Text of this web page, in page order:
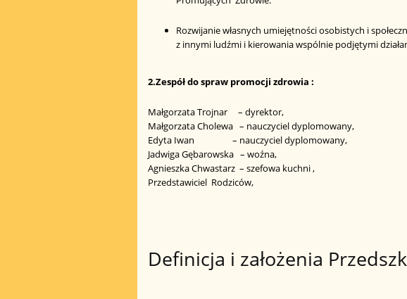
Rozwijanie własnych umiejętności osobistych i
z innymi ludźmi i kierowania wspólnie podjętymi
2.Zespół do spraw promocji zdrowia :
Małgorzata Trojnar – dyrektor,
Małgorzata Cholewa – nauczyciel dyplomowany,
Edyta Iwan – nauczyciel dyplomowany,
Jadwiga Gębarowska – woźna,
Agnieszka Chwastarz – szefowa kuchni ,
Przedstawiciel Rodziców,
Definicja i założenia